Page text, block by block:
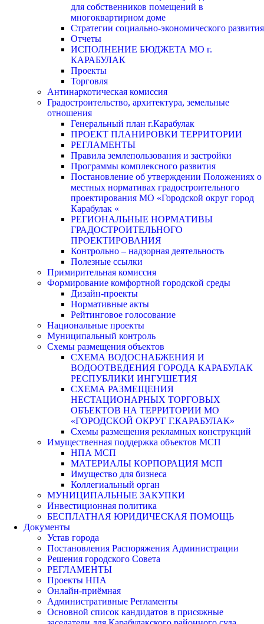
для собственников помещений в
многоквартирном доме
Стратегии социально-экономического развития
Отчеты
ИСПОЛНЕНИЕ БЮДЖЕТА МО г.
КАРАБУЛАК
Проекты
Торговля
Антинаркотическая комиссия
Градостроительство, архитектура, земельные
отношения
Генеральный план г.Карабулак
ПРОЕКТ ПЛАНИРОВКИ ТЕРРИТОРИИ
РЕГЛАМЕНТЫ
Правила землепользования и застройки
Программы комплексного развития
Постановление об утверждении Положениях о
местных нормативах градостроительного
проектирования МО «Городской округ город
Карабулак «
РЕГИОНАЛЬНЫЕ НОРМАТИВЫ
ГРАДОСТРОИТЕЛЬНОГО
ПРОЕКТИРОВАНИЯ
Контрольно – надзорная деятельность
Полезные ссылки
Примирительная комиссия
Формирование комфортной городской среды
Дизайн-проекты
Нормативные акты
Рейтинговое голосование
Национальные проекты
Муниципальный контроль
Схемы размещения объектов
СХЕМА ВОДОСНАБЖЕНИЯ И
ВОДООТВЕДЕНИЯ ГОРОДА КАРАБУЛАК
РЕСПУБЛИКИ ИНГУШЕТИЯ
СХЕМА РАЗМЕЩЕНИЯ
НЕСТАЦИОНАРНЫХ ТОРГОВЫХ
ОБЪЕКТОВ НА ТЕРРИТОРИИ МО
«ГОРОДСКОЙ ОКРУГ Г.КАРАБУЛАК»
Схемы размещения рекламных конструкций
Имущественная поддержка объектов МСП
НПА МСП
МАТЕРИАЛЫ КОРПОРАЦИЯ МСП
Имущество для бизнеса
Коллегиальный орган
МУНИЦИПАЛЬНЫЕ ЗАКУПКИ
Инвестиционная политика
БЕСПЛАТНАЯ ЮРИДИЧЕСКАЯ ПОМОЩЬ
Документы
Устав города
Постановления Распоряжения Администрации
Решения городского Совета
РЕГЛАМЕНТЫ
Проекты НПА
Онлайн-приёмная
Административные Регламенты
Основной список кандидатов в присяжные